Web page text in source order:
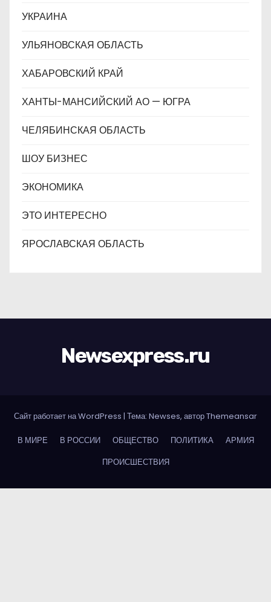
УКРАИНА
УЛЬЯНОВСКАЯ ОБЛАСТЬ
ХАБАРОВСКИЙ КРАЙ
ХАНТЫ-МАНСИЙСКИЙ АО — ЮГРА
ЧЕЛЯБИНСКАЯ ОБЛАСТЬ
ШОУ БИЗНЕС
ЭКОНОМИКА
ЭТО ИНТЕРЕСНО
ЯРОСЛАВСКАЯ ОБЛАСТЬ
Newsexpress.ru
Сайт работает на WordPress | Тема: Newses, авторThemeansar
В МИРЕ В РОССИИ ОБЩЕСТВО ПОЛИТИКА
АРМИЯ
ПРОИСШЕСТВИЯ